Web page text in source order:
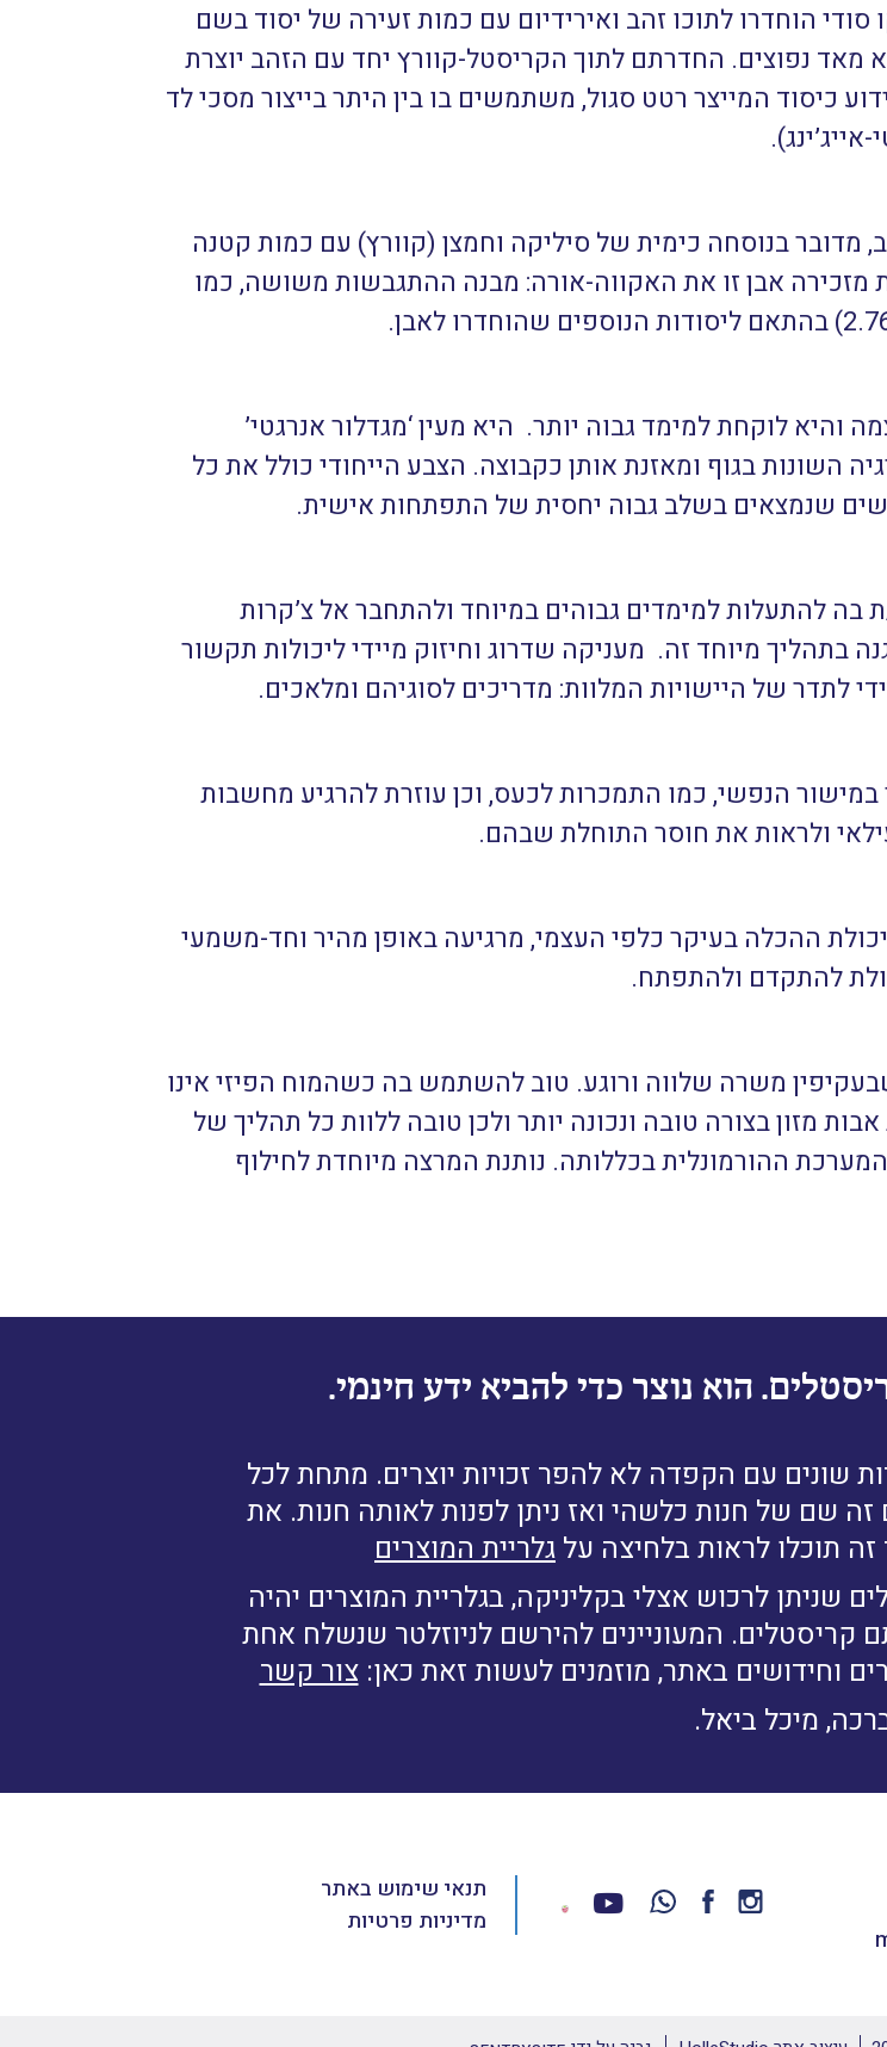
הוחדרו לתוכו זהב ואירידיום עם כמות זעירה של יסוד בשם
לא מאד נפוצים. החדרתם לתוך הקריסטל-קוורץ יחד עם הזהב יוצרת
כיסוד המייצר רטט סגול, משתמשים בו בין היתר בייצור מסכי לד
מדובר בנוסחה כימית של סיליקה וחמצן (קוורץ) עם כמות קטנה
מזכירה אבן זו את האקווה-אורה: מבנה ההתגבשות משושה, כמו
לוקחת למימד גבוה יותר. היא מעין ‘מגדלור אנרגטי’
השונות בגוף ומאזנת אותן כקבוצה. הצבע הייחודי כולל את כל
שנמצאים בשלב גבוה יחסית של התפתחות אישית.
להתעלות למימדים גבוהים במיוחד ולהתחבר אל צ’קרות
בתהליך מיוחד זה. מעניקה שדרוג וחיזוק מיידי ליכולות תקשור
לתדר של היישויות המלוות: מדריכים לסוגיהם ומלאכים.
במישור הנפשי, כמו התמכרות לכעס, וכן עוזרת להרגיע מחשבות
ולראות את חוסר התוחלת שבהם.
ההכלה בעיקר כלפי העצמי, מרגיעה באופן מהיר וחד-משמעי
להתקדם ולהתפתח.
משרה שלווה ורוגע. טוב להשתמש בה כשהמוח הפיזי אינו
מזון בצורה טובה ונכונה יותר ולכן טובה ללוות כל תהליך של
ההורמונלית בכללותה. נותנת המרצה מיוחדת לחילוף
הוא נוצר כדי להביא ידע חינמי.
שונים עם הקפדה לא להפר זכויות יוצרים. מתחת לכל
שם של חנות כלשהי ואז ניתן לפנות לאותה חנות. את
תוכלו לראות בלחיצה על גלריית המוצרים
שניתן לרכוש אצלי בקליניקה, בגלריית המוצרים יהיה
קריסטלים. המעוניינים להירשם לניוזלטר שנשלח אחת
וחידושים באתר, מוזמנים לעשות זאת כאן:צור קשר
מיכל ביאל.
תנאי שימוש באתר
מדיניות פרטיות